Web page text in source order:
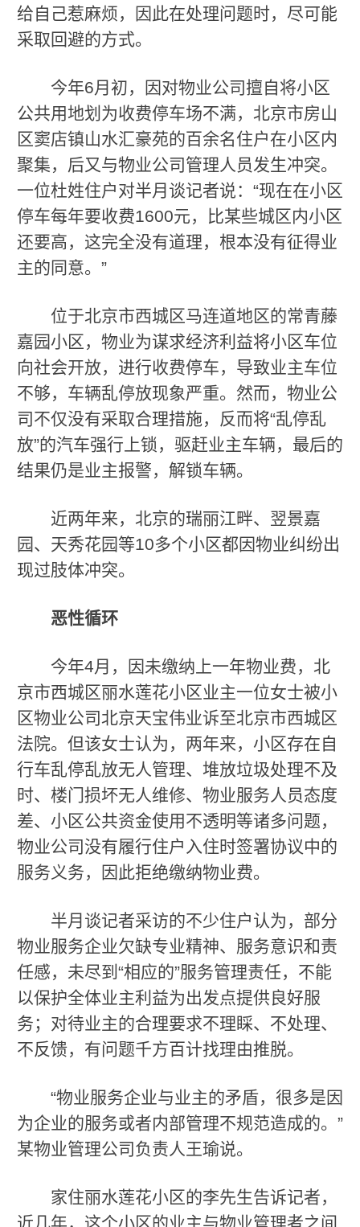
给自己惹麻烦，因此在处理问题时，尽可能
采取回避的方式。
今年6月初，因对物业公司擅自将小区
公共用地划为收费停车场不满，北京市房山
区窦店镇山水汇豪苑的百余名住户在小区内
聚集，后又与物业公司管理人员发生冲突。
一位杜姓住户对半月谈记者说：“现在在小区
停车每年要收费1600元，比某些城区内小区
还要高，这完全没有道理，根本没有征得业
主的同意。”
位于北京市西城区马连道地区的常青藤
嘉园小区，物业为谋求经济利益将小区车位
向社会开放，进行收费停车，导致业主车位
不够，车辆乱停放现象严重。然而，物业公
司不仅没有采取合理措施，反而将“乱停乱
放”的汽车强行上锁，驱赶业主车辆，最后的
结果仍是业主报警，解锁车辆。
近两年来，北京的瑞丽江畔、翌景嘉
园、天秀花园等10多个小区都因物业纠纷出
现过肢体冲突。
恶性循环
今年4月，因未缴纳上一年物业费，北
京市西城区丽水莲花小区业主一位女士被小
区物业公司北京天宝伟业诉至北京市西城区
法院。但该女士认为，两年来，小区存在自
行车乱停乱放无人管理、堆放垃圾处理不及
时、楼门损坏无人维修、物业服务人员态度
差、小区公共资金使用不透明等诸多问题，
物业公司没有履行住户入住时签署协议中的
服务义务，因此拒绝缴纳物业费。
半月谈记者采访的不少住户认为，部分
物业服务企业欠缺专业精神、服务意识和责
任感，未尽到“相应的”服务管理责任，不能
以保护全体业主利益为出发点提供良好服
务；对待业主的合理要求不理睬、不处理、
不反馈，有问题千方百计找理由推脱。
“物业服务企业与业主的矛盾，很多是因
为企业的服务或者内部管理不规范造成的。”
某物业管理公司负责人王瑜说。
家住丽水莲花小区的李先生告诉记者，
近几年，这个小区的业主与物业管理者之间